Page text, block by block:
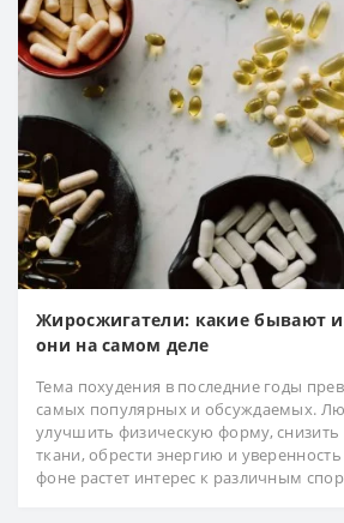
Жиросжигатели: какие бывают
они на самом деле
Тема похудения в последние годы
самых популярных и обсуждаемых.
улучшить физическую форму,
ткани, обрести энергию и
фоне растет интерес к различным